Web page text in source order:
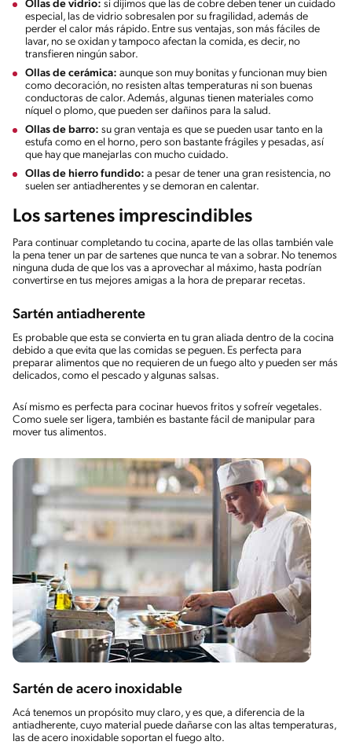
Ollas de vidrio: si dijimos que las de cobre deben tener un cuidado
especial, las de vidrio sobresalen por su fragilidad, además de
perder el calor más rápido. Entre sus ventajas, son más fáciles de
lavar, no se oxidan y tampoco afectan la comida, es decir, no
transfieren ningún sabor.
Ollas de cerámica: aunque son muy bonitas y funcionan muy bien
como decoración, no resisten altas temperaturas ni son buenas
conductoras de calor. Además, algunas tienen materiales como
níquel o plomo, que pueden ser dañinos para la salud.
Ollas de barro: su gran ventaja es que se pueden usar tanto en la
estufa como en el horno, pero son bastante frágiles y pesadas, así
que hay que manejarlas con mucho cuidado.
Ollas de hierro fundido: a pesar de tener una gran resistencia, no
suelen ser antiadherentes y se demoran en calentar.
Los sartenes imprescindibles
Para continuar completando tu cocina, aparte de las ollas también vale
la pena tener un par de sartenes que nunca te van a sobrar. No tenemos
ninguna duda de que los vas a aprovechar al máximo, hasta podrían
convertirse en tus mejores amigas a la hora de preparar recetas.
Sartén antiadherente
Es probable que esta se convierta en tu gran aliada dentro de la cocina
debido a que evita que las comidas se peguen. Es perfecta para
preparar alimentos que no requieren de un fuego alto y pueden ser más
delicados, como el pescado y algunas salsas.
Así mismo es perfecta para cocinar huevos fritos y sofreír vegetales.
Como suele ser ligera, también es bastante fácil de manipular para
mover tus alimentos.
Sartén de acero inoxidable
Acá tenemos un propósito muy claro, y es que, a diferencia de la
antiadherente, cuyo material puede dañarse con las altas temperaturas,
las de acero inoxidable soportan el fuego alto.